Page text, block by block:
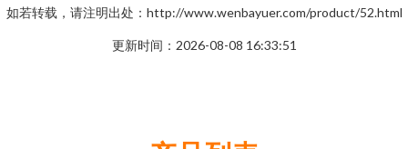
如若转载，请注明出处：http://www.wenbayuer.com/product/52.html
更新时间：2026-08-08 16:33:51